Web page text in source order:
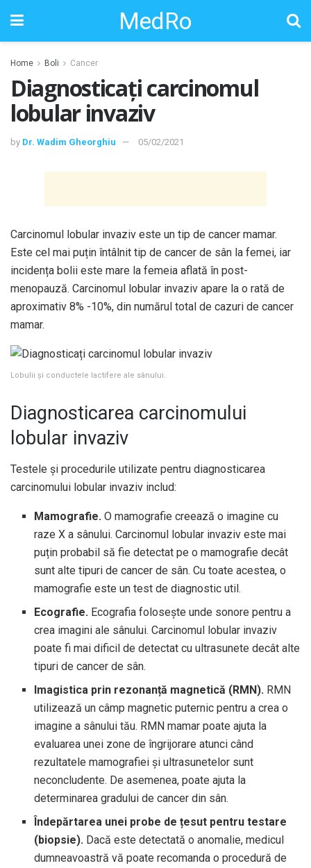
MedRo
Home Boli Cancer
Diagnosticați carcinomul
lobular invaziv
by Dr. Wadim Gheorghiu 05/02/2021
Carcinomul lobular invaziv este un tip de cancer mamar.
Este cel mai puțin întâlnit tip de cancer de sân la femei, iar
incidența bolii este mare la femeia aflată în post-
menopauză. Carcinomul lobular invaziv apare la o rată de
aproximativ 8% -10%, din numărul total de cazuri de cancer
mamar.
Lobulii și conductele lactifere ale sânului.
Diagnosticarea carcinomului
lobular invaziv
Testele și procedurile utilizate pentru diagnosticarea
carcinomului lobular invaziv includ:
Mamografie. O mamografie creează o imagine cu
raze X a sânului. Carcinomul lobular invaziv este mai
puțin probabil să fie detectat pe o mamografie decât
sunt alte tipuri de cancer de sân. Cu toate acestea, o
mamografie este un test de diagnostic util.
Ecografie. Ecografia folosește unde sonore pentru a
crea imagini ale sânului. Carcinomul lobular invaziv
poate fi mai dificil de detectat cu ultrasunete decât alte
tipuri de cancer de sân.
Imagistica prin rezonanță magnetică (RMN). RMN
utilizează un câmp magnetic puternic pentru a crea o
imagine a sânului tău. RMN mamar poate ajuta la
evaluarea unei zone de îngrijorare atunci când
rezultatele mamografiei și ultrasunetelor sunt
neconcludente. De asemenea, poate ajuta la
determinarea gradului de cancer din sân.
Îndepărtarea unei probe de țesut pentru testare
(biopsie). Dacă este detectată o anomalie, medicul
dumneavoastră vă poate recomanda o procedură de